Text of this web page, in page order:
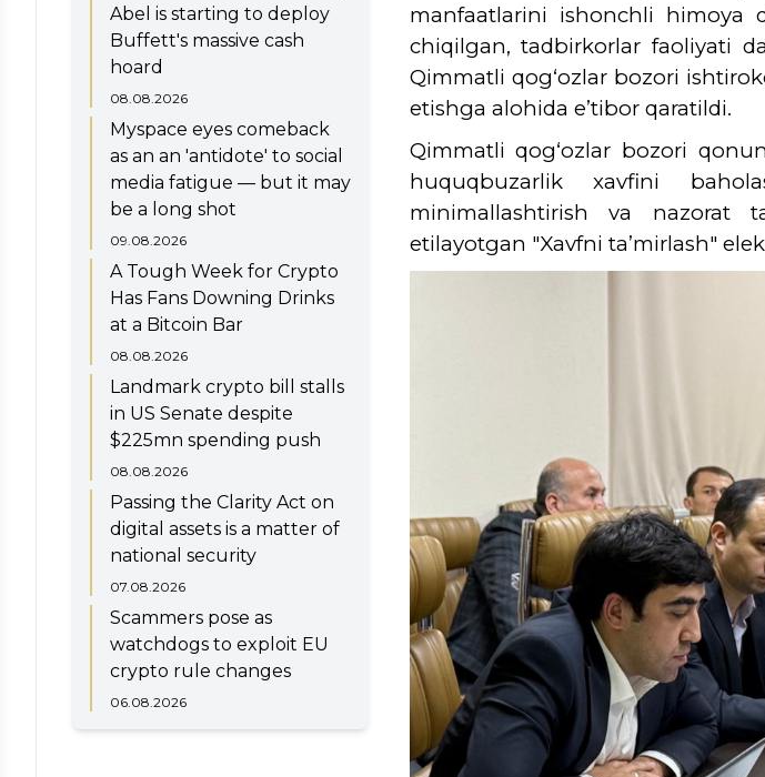
Abel is starting to deploy
Buffett's massive cash
hoard
08.08.2026
Myspace eyes comeback
as an an 'antidote' to social
media fatigue — but it may
be a long shot
09.08.2026
A Tough Week for Crypto
Has Fans Downing Drinks
at a Bitcoin Bar
08.08.2026
Landmark crypto bill stalls
in US Senate despite
$225mn spending push
08.08.2026
Passing the Clarity Act on
digital assets is a matter of
national security
07.08.2026
Scammers pose as
watchdogs to exploit EU
crypto rule changes
06.08.2026
manfaatlarini ishonchli himoya
chiqilgan, tadbirkorlar faoliyati
Qimmatli qog‘ozlar bozori
etishga alohida e’tibor qaratildi.
Qimmatli qog‘ozlar bozori
huquqbuzarlik xavfini
minimallashtirish va nazorat
etilayotgan "Xavfni ta’mirlash"